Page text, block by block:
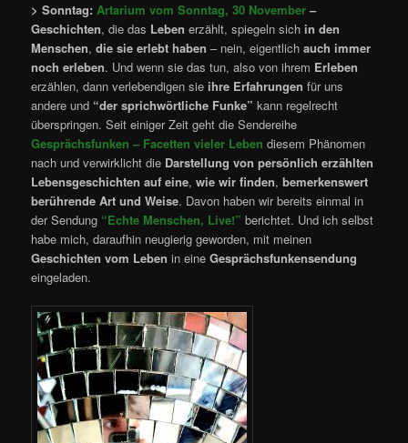
> Sonntag:Artarium vom Sonntag, 30 November –
Geschichten, die das Leben erzählt, spiegeln sich in den
Menschen,die sie erlebt haben – nein, eigentlichauch immer
noch erleben. Und wenn sie das tun, also von ihrem Erleben
erzählen, dann verlebendigen sie ihre Erfahrungen für uns
andere und “der sprichwörtliche Funke” kann regelrecht
überspringen. Seit einiger Zeit geht die Sendereihe
Gesprächsfunken – Facetten vieler Leben diesem Phänomen
nach und verwirklicht die Darstellung von persönlich erzählten
Lebensgeschichten auf eine,wie wir finden,bemerkenswert
berührende Art und Weise. Davon haben wir bereits einmal in
der Sendung “Echte Menschen, Live!” berichtet. Und ich selbst
habe mich, daraufhin neugierig geworden, mit meinen
Geschichten vom Leben in eineGesprächsfunkensendung
eingeladen.